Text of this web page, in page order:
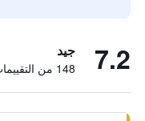
7.2 جيد
148 من التقييمات تم التحقق منها